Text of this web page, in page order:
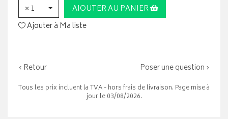
× 1
AJOUTER AU PANIER
Ajouter à Ma liste
‹ Retour Poser une question ›
Tous les prix incluent la TVA - hors frais de livraison. Page mise à
jour le 03/08/2026.